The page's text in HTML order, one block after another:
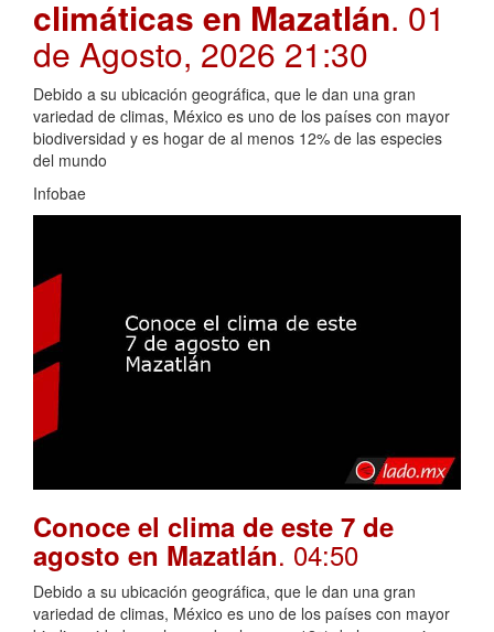
climáticas en Mazatlán. 01
de Agosto, 2026 21:30
Debido a su ubicación geográfica, que le dan una gran
variedad de climas, México es uno de los países con mayor
biodiversidad y es hogar de al menos 12% de las especies
del mundo
Infobae
Conoce el clima de este 7 de
agosto en Mazatlán. 04:50
Debido a su ubicación geográfica, que le dan una gran
variedad de climas, México es uno de los países con mayor